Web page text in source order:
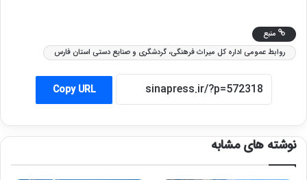
منبع
روابط عمومی اداره کل میراث فرهنگی، گردشگری و صنایع دستی استان فارس
Copy URL
نوشته های مشابه